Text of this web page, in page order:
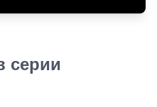
серии